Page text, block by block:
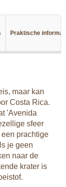
Costa Rica is
veel soorten
spotten
in het
stranden en
Zowel
de stranden
waar je
van
Praktische
maar kan
Costa Rica.
'Avenida
sfeer
prachtige
je geen
naar de
krater is